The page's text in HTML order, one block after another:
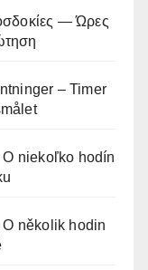
— Ώρες
– Timer
niekoľko hodín
několik hodin